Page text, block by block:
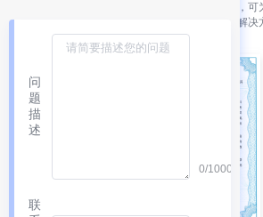
问
题
描
述
0/1000
联
库，产品面向金融、电信、政府等行业，可
能、高可靠、高并发、可扩展的数据库解决